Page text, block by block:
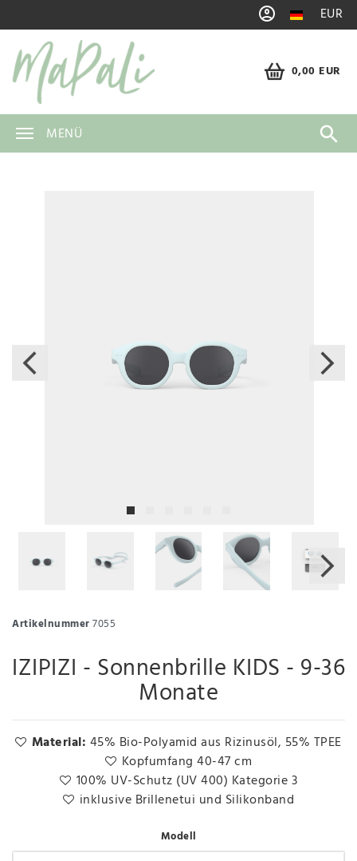
EUR
0,00 EUR
MENÜ
Artikelnummer7055
IZIPIZI - Sonnenbrille KIDS - 9-36
Monate
Material: 45% Bio-Polyamid aus Rizinusöl, 55% TPEE
Kopfumfang 40-47 cm
100% UV-Schutz (UV 400) Kategorie 3
inklusive Brillenetui und Silikonband
Modell